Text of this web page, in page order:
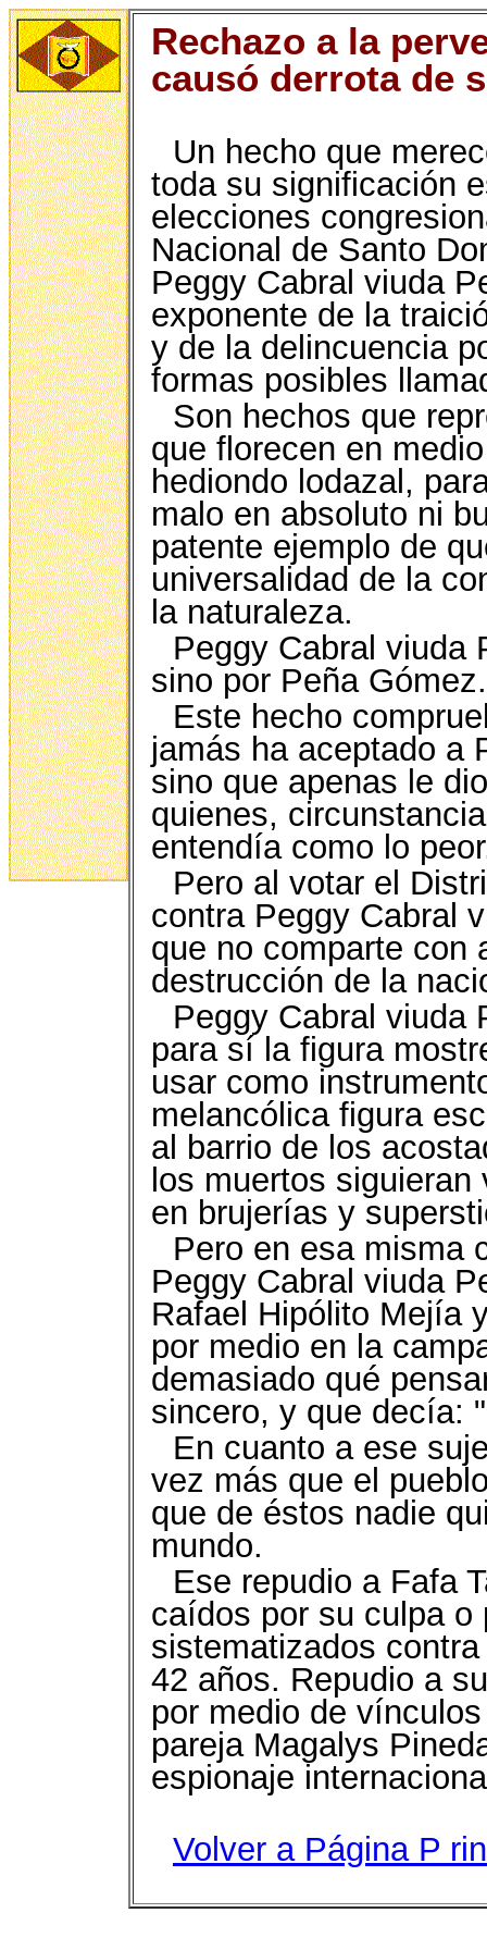
Rechazo a la
causó derrota de
Un hecho que
toda su significación
elecciones
Nacional de Santo
Peggy Cabral viuda
exponente de la
y de la delincuencia
formas posibles
Son hechos que
que florecen en
hediondo lodazal,
malo en absoluto ni
patente ejemplo de
universalidad de la
la naturaleza.
Peggy Cabral viuda
sino por Peña Gómez.
Este hecho
jamás ha aceptado a
sino que apenas le
quienes,
entendía como lo
Pero al votar el
contra Peggy Cabral
que no comparte con
destrucción de la
Peggy Cabral viuda
para sí la figura
usar como
melancólica figura
al barrio de los
los muertos
en brujerías y
Pero en esa misma
Peggy Cabral viuda
Rafael Hipólito Mejía
por medio en la
demasiado qué
sincero, y que decía:
En cuanto a ese
vez más que el
que de éstos nadie
mundo.
Ese repudio a Fafa
caídos por su culpa o
sistematizados
42 años. Repudio a
por medio de
pareja Magalys
espionaje
Volver a Página P